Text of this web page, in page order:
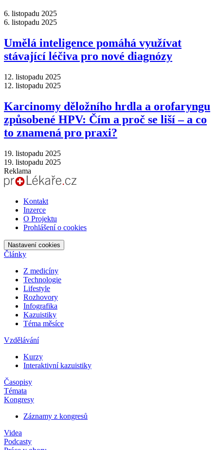
6. listopadu 2025
6. listopadu 2025
Umělá inteligence pomáhá využívat
stávající léčiva pro nové diagnózy
12. listopadu 2025
12. listopadu 2025
Karcinomy děložního hrdla a orofaryngu
způsobené HPV: Čím a proč se liší –⁠ a co
to znamená pro praxi?
19. listopadu 2025
19. listopadu 2025
Reklama
Kontakt
Inzerce
O Projektu
Prohlášení o cookies
Nastavení cookies
Články
Z medicíny
Technologie
Lifestyle
Rozhovory
Infografika
Kazuistiky
Téma měsíce
Vzdělávání
Kurzy
Interaktivní kazuistiky
Časopisy
Témata
Kongresy
Záznamy z kongresů
Videa
Podcasty